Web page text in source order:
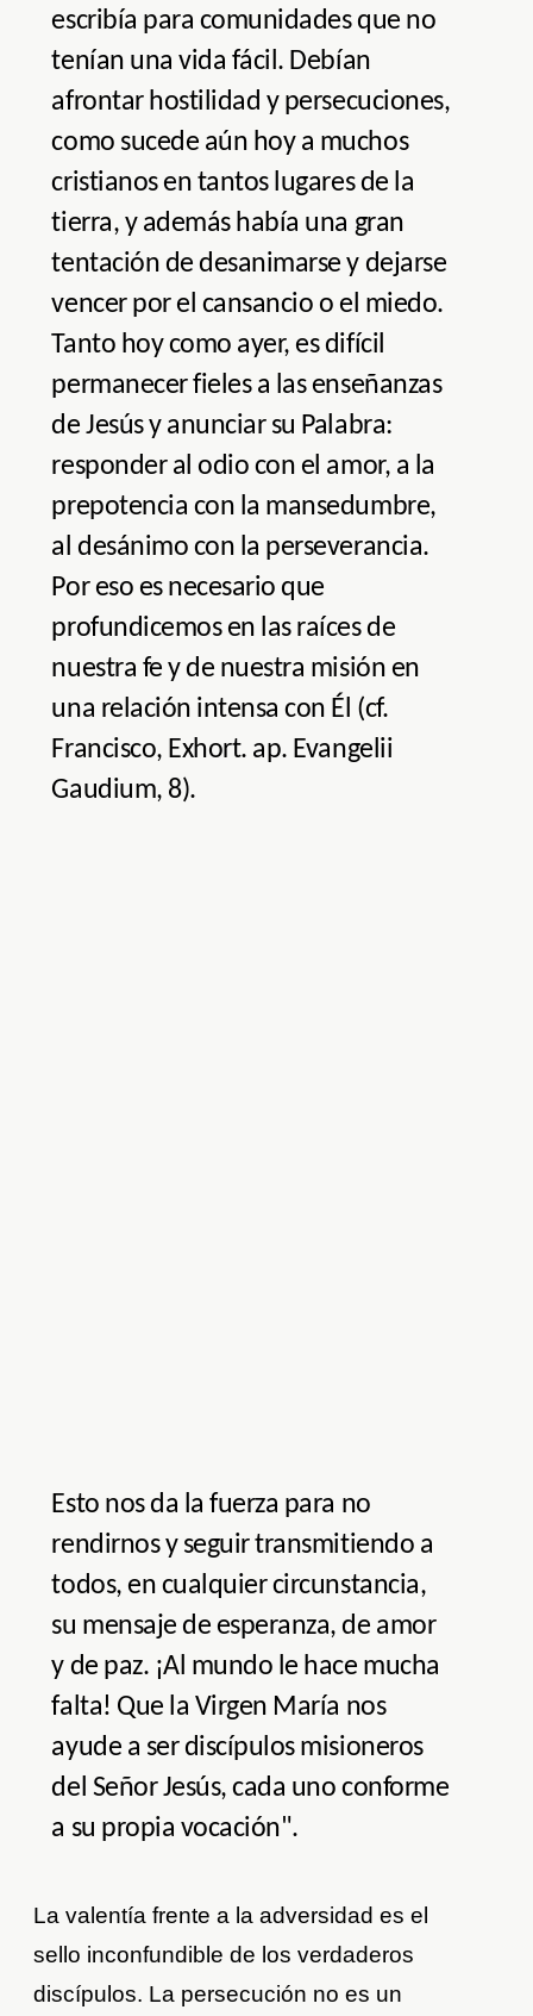
escribía para comunidades que no
tenían una vida fácil. Debían
afrontar hostilidad y persecuciones,
como sucede aún hoy a muchos
cristianos en tantos lugares de la
tierra, y además había una gran
tentación de desanimarse y dejarse
vencer por el cansancio o el miedo.
Tanto hoy como ayer, es difícil
permanecer fieles a las enseñanzas
de Jesús y anunciar su Palabra:
responder al odio con el amor, a la
prepotencia con la mansedumbre,
al desánimo con la perseverancia.
Por eso es necesario que
profundicemos en las raíces de
nuestra fe y de nuestra misión en
una relación intensa con Él (cf.
Francisco, Exhort. ap. Evangelii
Gaudium, 8).
Esto nos da la fuerza para no
rendirnos y seguir transmitiendo a
todos, en cualquier circunstancia,
su mensaje de esperanza, de amor
y de paz. ¡Al mundo le hace mucha
falta! Que la Virgen María nos
ayude a ser discípulos misioneros
del Señor Jesús, cada uno conforme
a su propia vocación".
La valentía frente a la adversidad es el
sello inconfundible de los verdaderos
discípulos. La persecución no es un